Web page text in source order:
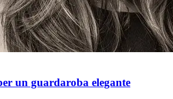
un guardaroba elegante